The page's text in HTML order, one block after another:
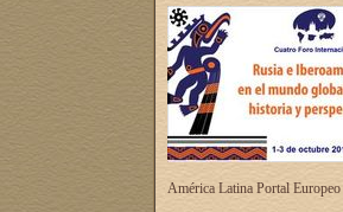
América Latina Portal Europeo